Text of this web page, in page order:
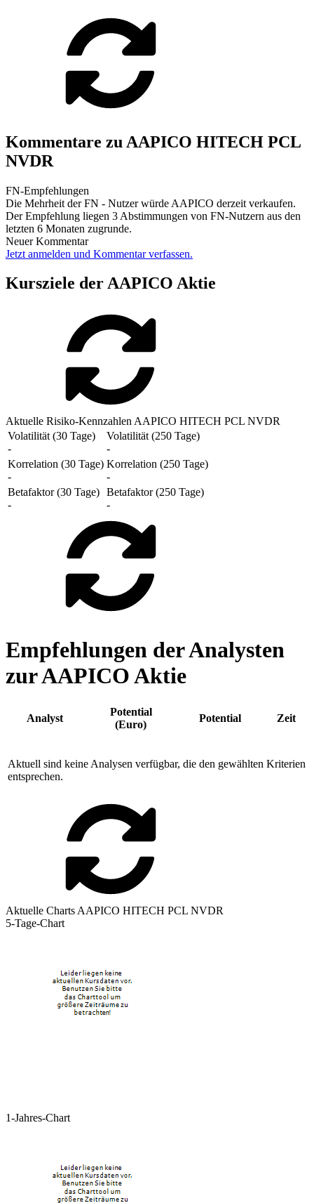
Kommentare zu AAPICO HITECH PCL
NVDR
FN-Empfehlungen
Die Mehrheit der FN - Nutzer würde AAPICO derzeit verkaufen.
Der Empfehlung liegen 3 Abstimmungen von FN-Nutzern aus den
letzten 6 Monaten zugrunde.
Neuer Kommentar
Jetzt anmelden und Kommentar verfassen.
Kursziele der AAPICO Aktie
Aktuelle Risiko-Kennzahlen AAPICO HITECH PCL NVDR
Volatilität (30 Tage)
-
Volatilität (250 Tage)
-
Korrelation (30 Tage)
-
Korrelation (250 Tage)
-
Betafaktor (30 Tage)
-
Betafaktor (250 Tage)
-
Empfehlungen der Analysten
zur AAPICO Aktie
Analyst
Potential
(Euro)
Potential Zeit
Aktuell sind keine Analysen verfügbar, die den gewählten Kriterien
entsprechen.
Aktuelle Charts AAPICO HITECH PCL NVDR
5-Tage-Chart
1-Jahres-Chart